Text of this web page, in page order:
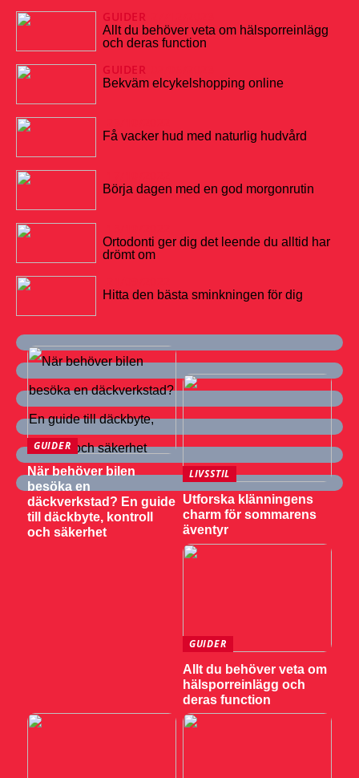
GUIDER
Allt du behöver veta om hälsporreinlägg
och deras function
GUIDER
Bekväm elcykelshopping online
Få vacker hud med naturlig hudvård
Börja dagen med en god morgonrutin
Ortodonti ger dig det leende du alltid har
drömt om
Hitta den bästa sminkningen för dig
GUIDER
När behöver bilen
besöka en
däckverkstad? En guide
till däckbyte, kontroll
och säkerhet
LIVSSTIL
Utforska klänningens
charm för sommarens
äventyr
GUIDER
Allt du behöver veta om
hälsporreinlägg och
deras function